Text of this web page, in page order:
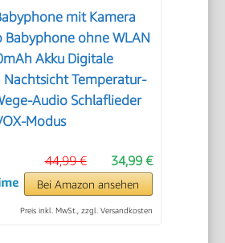
mit Kamera
Babyphone ohne WLAN
Akku Digitale
Temperatur-
Audio Schlaflieder
Modus
34,99 €
44,99 €
Bei Amazon ansehen
Preis inkl. MwSt., zzgl. Versandkosten